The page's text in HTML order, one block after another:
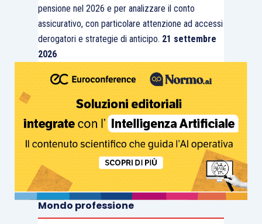
pensione nel 2026 e per analizzare il conto
assicurativo, con particolare attenzione ad accessi
derogatori e strategie di anticipo. 21 settembre
2026
Mondo professione